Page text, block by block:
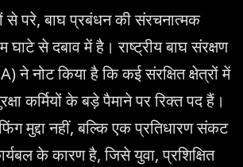
परे, बाघ प्रबंधन की संरचनात्मक
से दबाव में है। राष्ट्रीय बाघ संरक्षण
ने नोट किया है कि कई संरक्षित क्षेत्रों में
कर्मियों के बड़े पैमाने पर रिक्त पद हैं।
मुद्दा नहीं, बल्कि एक प्रतिधारण संकट
के कारण है, जिसे युवा, प्रशिक्षित